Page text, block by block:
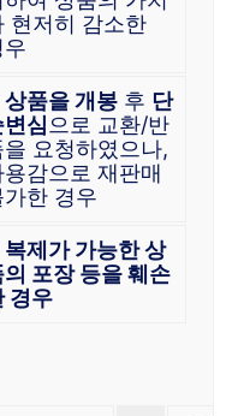
현저히 감소한
우
상품을 개봉 후 단
변심 으로 교환/반
을 요청하였으나,
용감으로 재판매
가한 경우
복제가 가능한 상
의 포장 등을 훼손
경우